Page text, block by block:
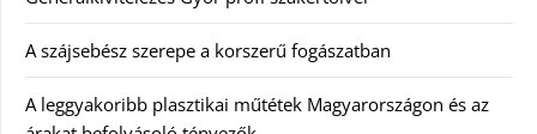
A szájsebész szerepe a korszerű fogászatban
A leggyakoribb plasztikai műtétek Magyarországon és az